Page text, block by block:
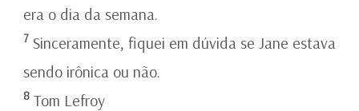
era o dia da semana.
7 Sinceramente, fiquei em dúvida se Jane estava
sendo irônica ou não.
8 Tom Lefroy